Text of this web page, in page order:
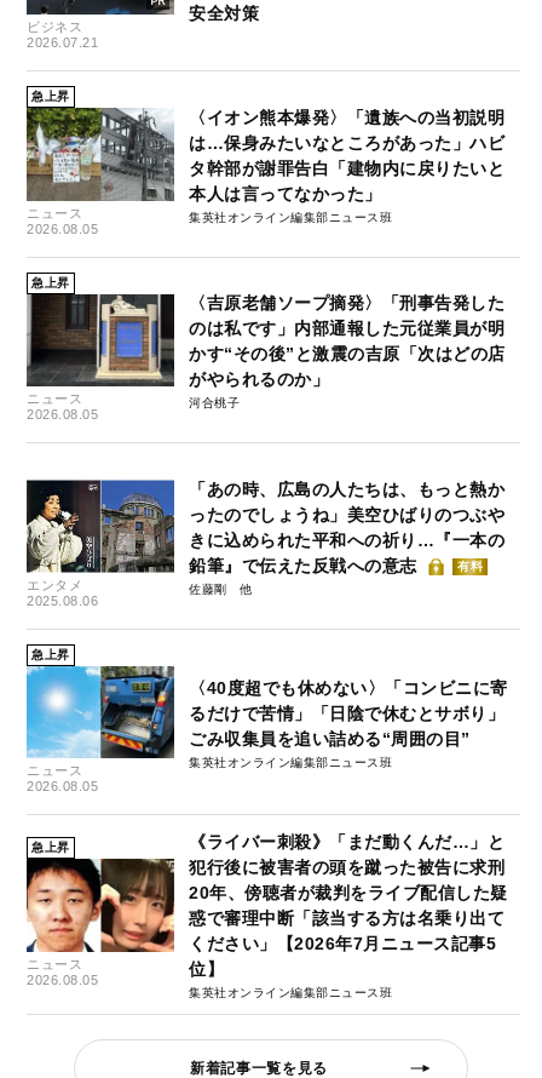
ビジネス
2026.07.21
安全対策
急上昇
ニュース
2026.08.05
〈イオン熊本爆発〉「遺族への当初説明
は…保身みたいなところがあった」ハビ
タ幹部が謝罪告白「建物内に戻りたいと
本人は言ってなかった」
集英社オンライン編集部ニュース班
急上昇
ニュース
2026.08.05
〈吉原老舗ソープ摘発〉「刑事告発した
のは私です」内部通報した元従業員が明
かす“その後”と激震の吉原「次はどの店
がやられるのか」
河合桃子
エンタメ
2025.08.06
「あの時、広島の人たちは、もっと熱か
ったのでしょうね」美空ひばりのつぶや
きに込められた平和への祈り…『一本の
鉛筆』で伝えた反戦への意志
有料
佐藤剛
急上昇
ニュース
2026.08.05
〈40度超でも休めない〉「コンビニに寄
るだけで苦情」「日陰で休むとサボり」
ごみ収集員を追い詰める“周囲の目”
集英社オンライン編集部ニュース班
急上昇
ニュース
2026.08.05
《ライバー刺殺》「まだ動くんだ…」と
犯行後に被害者の頭を蹴った被告に求刑
20年、傍聴者が裁判をライブ配信した疑
惑で審理中断「該当する方は名乗り出て
ください」【2026年7月ニュース記事5
位】
集英社オンライン編集部ニュース班
新着記事一覧を見る